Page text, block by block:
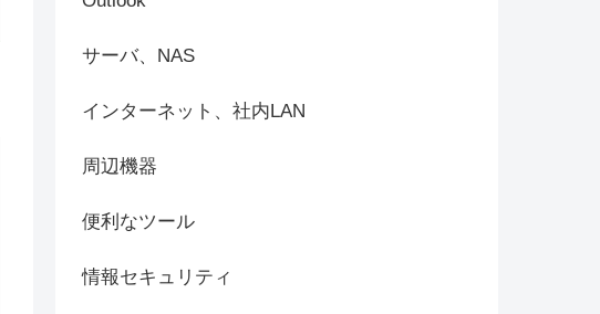
サーバ、NAS
インターネット、社内LAN
周辺機器
便利なツール
情報セキュリティ